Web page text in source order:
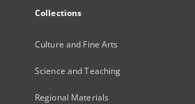
Collections
Culture and Fine Arts
Science and Teaching
Regional Materials